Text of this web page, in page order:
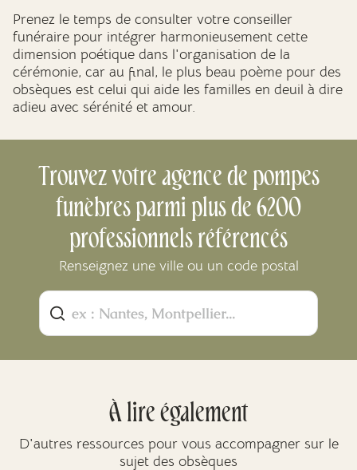
Prenez le temps de consulter votre conseiller
funéraire pour intégrer harmonieusement cette
dimension poétique dans l'organisation de la
cérémonie, car au final, le plus beau poème pour des
obsèques est celui qui aide les familles en deuil à dire
adieu avec sérénité et amour.
Trouvez votre agence de pompes
funèbres parmi plus de 6200
professionnels référencés
Renseignez une ville ou un code postal
À lire également
D'autres ressources pour vous accompagner sur le
sujet des obsèques